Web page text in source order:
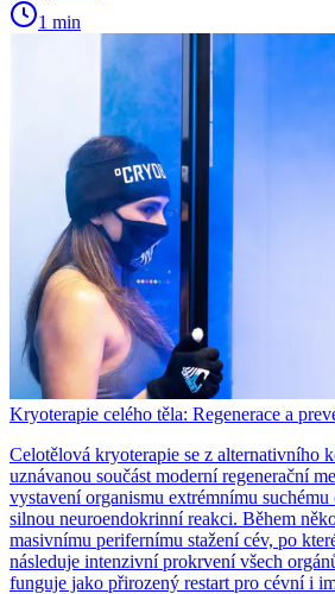
1 min
Kryoterapie celého těla: Regenerace a
Celotělová kryoterapie se z alternativního
uznávanou součást moderní regenerační
vystavení organismu extrémnímu
silnou neuroendokrinní reakci. Během
masivnímu perifernímu stažení cév, po
následuje intenzivní prokrvení všech
funguje jako přirozený restart pro cévní i